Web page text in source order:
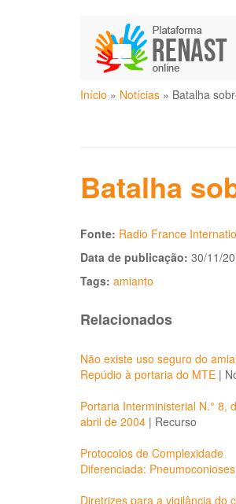
Você
Início » Notícias » Batalha
Batalha
Fonte: Radio France
Data de publicação: 30/11/
Tags: amianto
Relacionados
Não existe uso seguro do
Repúdio à portaria do MTE |
Portaria Interministerial N.° 8,
abril de 2004 | Recurso
Protocolos de Complexidade
Diferenciada: Pneumoconioses
Diretrizes para a vigilância do